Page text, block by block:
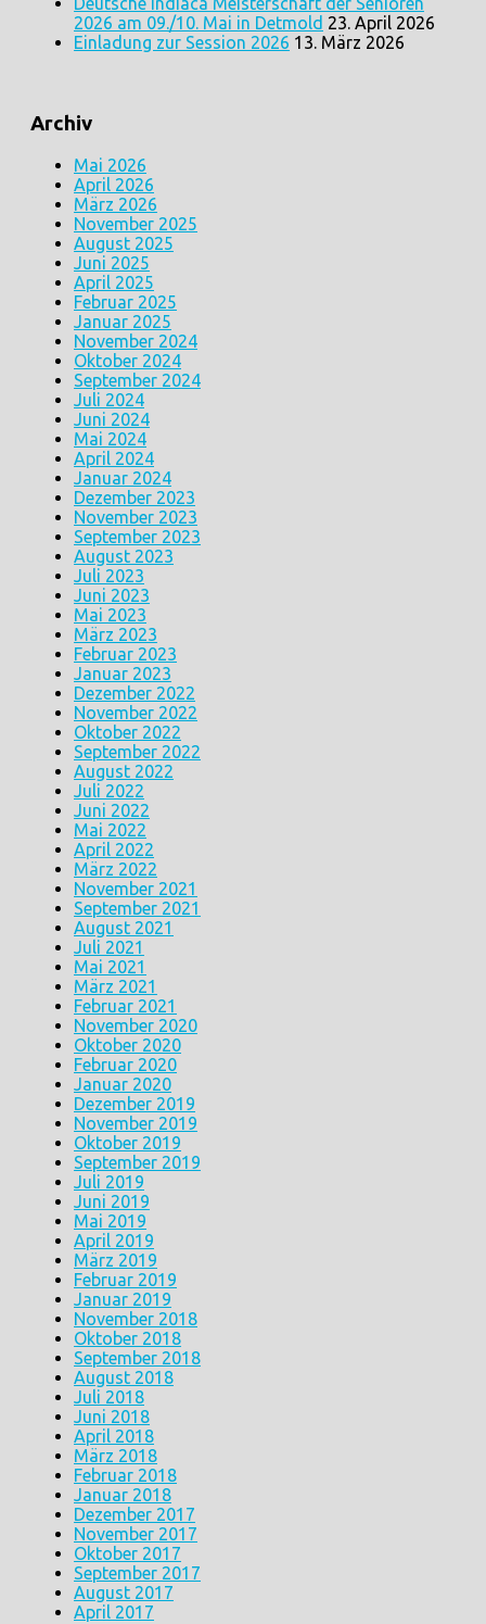
2026 am 09./10. Mai in Detmold 23. April 2026
Einladung zur Session 2026 13. März 2026
Archiv
Mai 2026
April 2026
März 2026
November 2025
August 2025
Juni 2025
April 2025
Februar 2025
Januar 2025
November 2024
Oktober 2024
September 2024
Juli 2024
Juni 2024
Mai 2024
April 2024
Januar 2024
Dezember 2023
November 2023
September 2023
August 2023
Juli 2023
Juni 2023
Mai 2023
März 2023
Februar 2023
Januar 2023
Dezember 2022
November 2022
Oktober 2022
September 2022
August 2022
Juli 2022
Juni 2022
Mai 2022
April 2022
März 2022
November 2021
September 2021
August 2021
Juli 2021
Mai 2021
März 2021
Februar 2021
November 2020
Oktober 2020
Februar 2020
Januar 2020
Dezember 2019
November 2019
Oktober 2019
September 2019
Juli 2019
Juni 2019
Mai 2019
April 2019
März 2019
Februar 2019
Januar 2019
November 2018
Oktober 2018
September 2018
August 2018
Juli 2018
Juni 2018
April 2018
März 2018
Februar 2018
Januar 2018
Dezember 2017
November 2017
Oktober 2017
September 2017
August 2017
April 2017